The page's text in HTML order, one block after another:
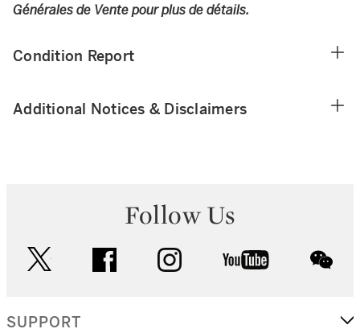
Générales de Vente pour plus de détails.
Condition Report
Additional Notices & Disclaimers
Follow Us
facebook instagram youtube
SUPPORT